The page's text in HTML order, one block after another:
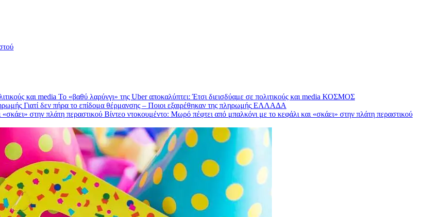
Το «βαθύ λαρύγγι» της Uber αποκαλύπτει: Έτσι διεισδύαμε σε πολιτικούς και media ΚΟΣΜΟΣ
Γιατί δεν πήρα το επίδομα θέρμανσης – Ποιοι εξαιρέθηκαν της πληρωμής ΕΛΛΑΔΑ
Βίντεο ντοκουμέντο: Μωρό πέφτει από μπαλκόνι με το κεφάλι και «σκάει» στην πλάτη περαστικού